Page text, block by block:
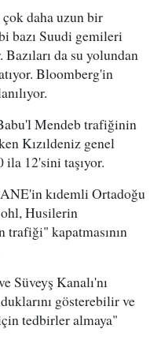
daha uzun bir
bazı Suudi gemileri
da su yolundan
Bloomberg'in
Mendeb trafiğinin
Kızıldeniz genel
12'sini taşıyor.
kıdemli Ortadoğu
Husilerin
kapatmasının
Süveyş Kanalı'nı
gösterebilir ve
tedbirler almaya"